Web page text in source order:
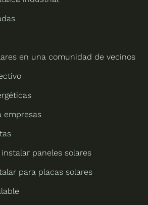
en una comunidad de vecinos
empresas
paneles solares
para placas solares